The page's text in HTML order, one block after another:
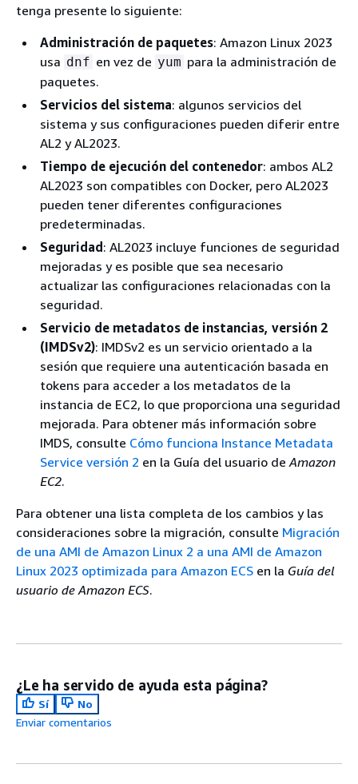
tenga presente lo siguiente:
Administración de paquetes: Amazon Linux 2023
usa dnf en vez de yum para la administración de
paquetes.
Servicios del sistema: algunos servicios del
sistema y sus configuraciones pueden diferir entre
AL2 y AL2023.
Tiempo de ejecución del contenedor: ambos AL2
AL2023 son compatibles con Docker, pero AL2023
pueden tener diferentes configuraciones
predeterminadas.
Seguridad: AL2023 incluye funciones de seguridad
mejoradas y es posible que sea necesario
actualizar las configuraciones relacionadas con la
seguridad.
Servicio de metadatos de instancias, versión 2
(IMDSv2): IMDSv2 es un servicio orientado a la
sesión que requiere una autenticación basada en
tokens para acceder a los metadatos de la
instancia de EC2, lo que proporciona una seguridad
mejorada. Para obtener más información sobre
IMDS, consulte Cómo funciona Instance Metadata
Service versión 2 en la Guía del usuario de Amazon
EC2.
Para obtener una lista completa de los cambios y las
consideraciones sobre la migración, consulte Migración
de una AMI de Amazon Linux 2 a una AMI de Amazon
Linux 2023 optimizada para Amazon ECS en la Guía del
usuario de Amazon ECS.
¿Le ha servido de ayuda esta página?
Sí
No
Enviar comentarios